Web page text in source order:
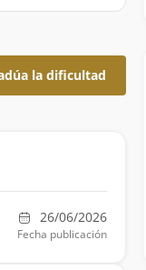
la dificultad
26/06/2026
Fecha publicación